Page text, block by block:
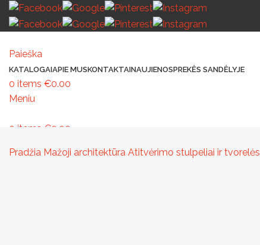
Paieška
KATALOGAIAPIE MUSKONTAKTAINAUJIENOSPREKĖS SANDĖLYJE
0 items €0.00
Meniu
0 items €0.00
Pradžia Mažoji architektūra Atitvėrimo stulpeliai ir tvorelės